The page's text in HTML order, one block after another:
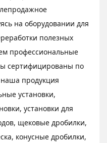
на оборудовании для
полезных
профессиональные
сертифицированы по
продукция
установки,
установки для
щековые дробилки,
конусные дробилки,